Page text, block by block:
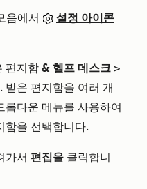
음에서
설정 아이콘
편지함 & 헬프 데스크 >
받은 편지함을 여러 개
롭다운 메뉴를 사용하여
함을 선택합니다.
가서 편집을 클릭합니